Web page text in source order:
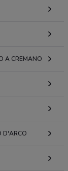
A CREMANO
D'ARCO